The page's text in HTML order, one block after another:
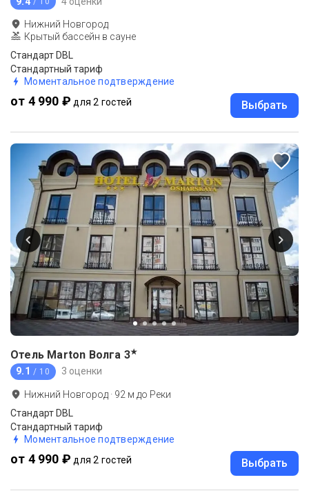
Нижний Новгород
Крытый бассейн в сауне
Стандарт DBL
Стандартный тариф
Моментальное подтверждение
от 4 990 ₽ для 2 гостей Выбрать
Отель Marton Волга 3★
9.1 / 10 3 оценки
Нижний Новгород · 92 м до Реки
Стандарт DBL
Стандартный тариф
Моментальное подтверждение
от 4 990 ₽ для 2 гостей Выбрать